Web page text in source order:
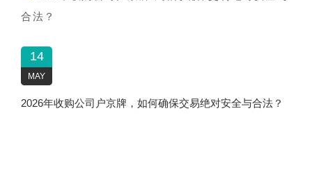
2026年收购公司户京牌，如何确保交易绝对安全与合法？
14
MAY